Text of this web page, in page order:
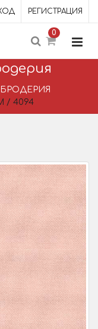
РЕГИСТРАЦИЯ
0
/ 4094